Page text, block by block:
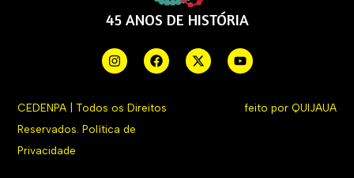
45 ANOS DE HISTÓRIA
CEDENPA | Todos os Direitos
Reservados.Política de
Privacidade
feito por QUIJAUA